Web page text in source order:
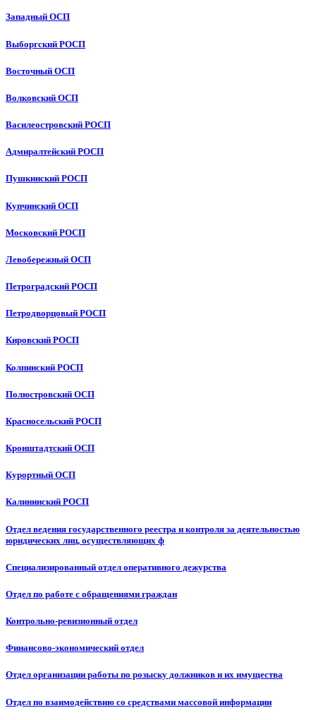
Западный ОСП
Выборгский РОСП
Восточный ОСП
Волковский ОСП
Василеостровский РОСП
Адмиралтейский РОСП
Пушкинский РОСП
Купчинский ОСП
Московский РОСП
Левобережный ОСП
Петроградский РОСП
Петродворцовый РОСП
Кировский РОСП
Колпинский РОСП
Полюстровский ОСП
Красносельский РОСП
Кронштадтский ОСП
Курортный ОСП
Калининский РОСП
Отдел ведения государственного реестра и контроля за деятельностью
юридических лиц, осуществляющих ф
Специализированный отдел оперативного дежурства
Отдел по работе с обращениями граждан
Контрольно-ревизионный отдел
Финансово-экономический отдел
Отдел организации работы по розыску должников и их имущества
Отдел по взаимодействию со средствами массовой информации